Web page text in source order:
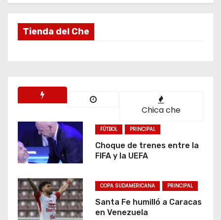
Tienda del Che
Chica che
FÚTBOL PRINCIPAL
Choque de trenes entre la
FIFA y la UEFA
COPA SUDAMERICANA PRINCIPAL
Santa Fe humilló a Caracas
en Venezuela